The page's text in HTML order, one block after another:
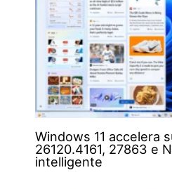
Windows 11 accelera
26120.4161, 27863 e
intelligente